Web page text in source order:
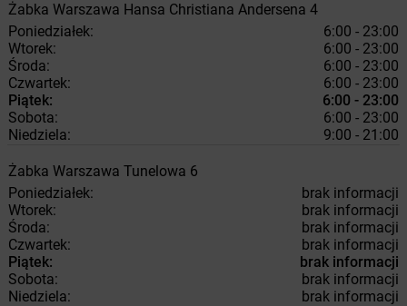
Żabka Warszawa Hansa Christiana Andersena 4
Poniedziałek:
6:00 - 23:00
Wtorek:
6:00 - 23:00
Środa:
6:00 - 23:00
Czwartek:
6:00 - 23:00
Piątek:
6:00 - 23:00
Sobota:
6:00 - 23:00
Niedziela:
9:00 - 21:00
Żabka Warszawa Tunelowa 6
Poniedziałek:
brak informacji
Wtorek:
brak informacji
Środa:
brak informacji
Czwartek:
brak informacji
Piątek:
brak informacji
Sobota:
brak informacji
Niedziela:
brak informacji